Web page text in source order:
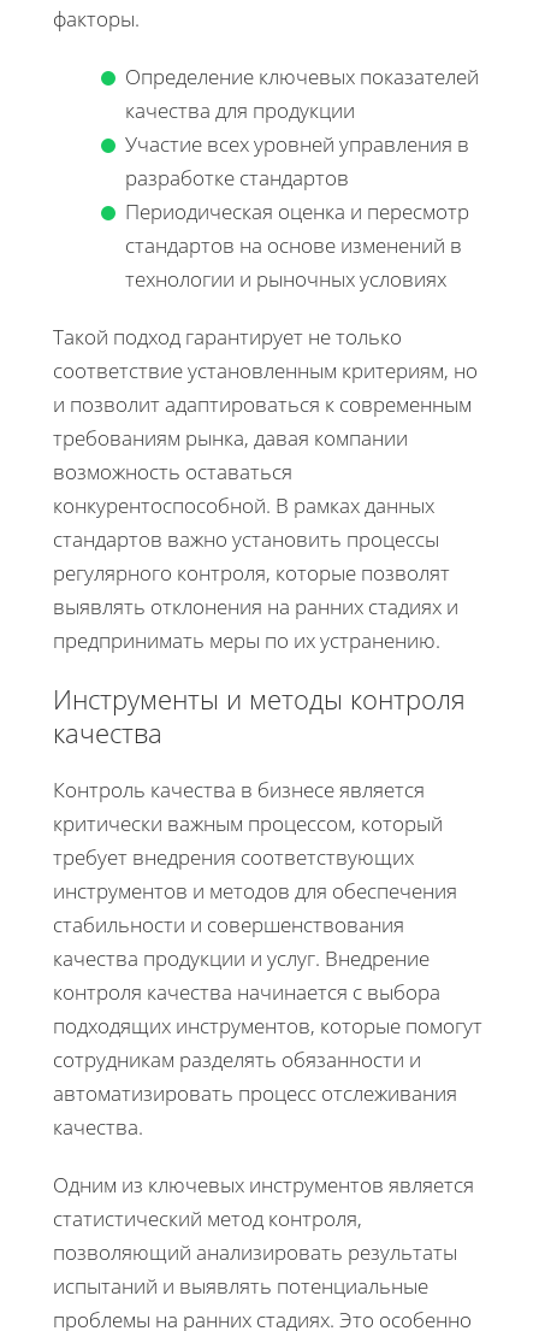
факторы.
Определение ключевых показателей
качества для продукции
Участие всех уровней управления в
разработке стандартов
Периодическая оценка и пересмотр
стандартов на основе изменений в
технологии и рыночных условиях
Такой подход гарантирует не только
соответствие установленным критериям, но
и позволит адаптироваться к современным
требованиям рынка, давая компании
возможность оставаться
конкурентоспособной. В рамках данных
стандартов важно установить процессы
регулярного контроля, которые позволят
выявлять отклонения на ранних стадиях и
предпринимать меры по их устранению.
Инструменты и методы контроля
качества
Контроль качества в бизнесе является
критически важным процессом, который
требует внедрения соответствующих
инструментов и методов для обеспечения
стабильности и совершенствования
качества продукции и услуг. Внедрение
контроля качества начинается с выбора
подходящих инструментов, которые помогут
сотрудникам разделять обязанности и
автоматизировать процесс отслеживания
качества.
Одним из ключевых инструментов является
статистический метод контроля,
позволяющий анализировать результаты
испытаний и выявлять потенциальные
проблемы на ранних стадиях. Это особенно